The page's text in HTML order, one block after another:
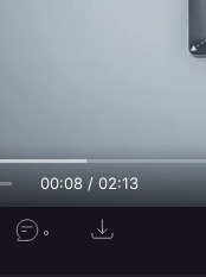
00:09 / 02:13
0